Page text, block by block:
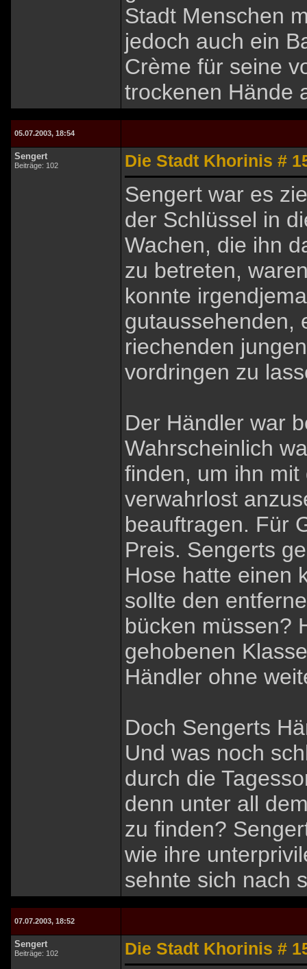
Stadt Menschen
jedoch auch ein
Crème für seine
trockenen Hände
05.07.2003, 18:54
Sengert
Beiträge: 102 Die Stadt Khorinis #
Sengert war es
der Schlüssel in
Wachen, die ihn
zu betreten,
konnte
gutaussehenden,
riechenden
vordringen zu
Der Händler war
Wahrscheinlich
finden, um ihn
verwahrlost
beauftragen. Für
Preis. Sengerts
Hose hatte einen
sollte den
bücken müssen?
gehobenen
Händler ohne
Doch Sengerts
Und was noch
durch die
denn unter all
zu finden?
wie ihre
sehnte sich nach
07.07.2003, 18:52
Sengert
Beiträge: 102 Die Stadt Khorinis #